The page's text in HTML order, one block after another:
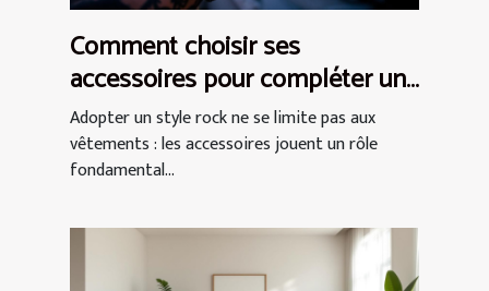
Comment choisir ses
accessoires pour compléter un
style rock ?
Adopter un style rock ne se limite pas aux
vêtements : les accessoires jouent un rôle
fondamental...